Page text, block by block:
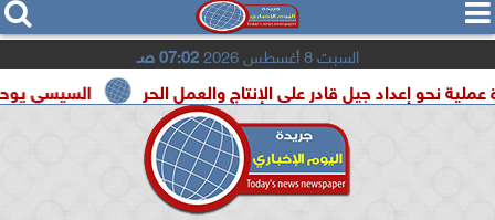
  
السبت 8 أغسطس 2026 07:02 صـ
السيسي يوحد السودان و جيل قادر على الإنتاج والعمل الحر